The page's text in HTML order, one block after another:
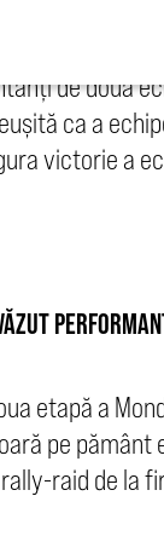
de două
ca a
victorie a
etapă a
pe pământ
raid de la